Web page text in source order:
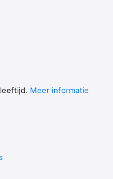
Meer informatie